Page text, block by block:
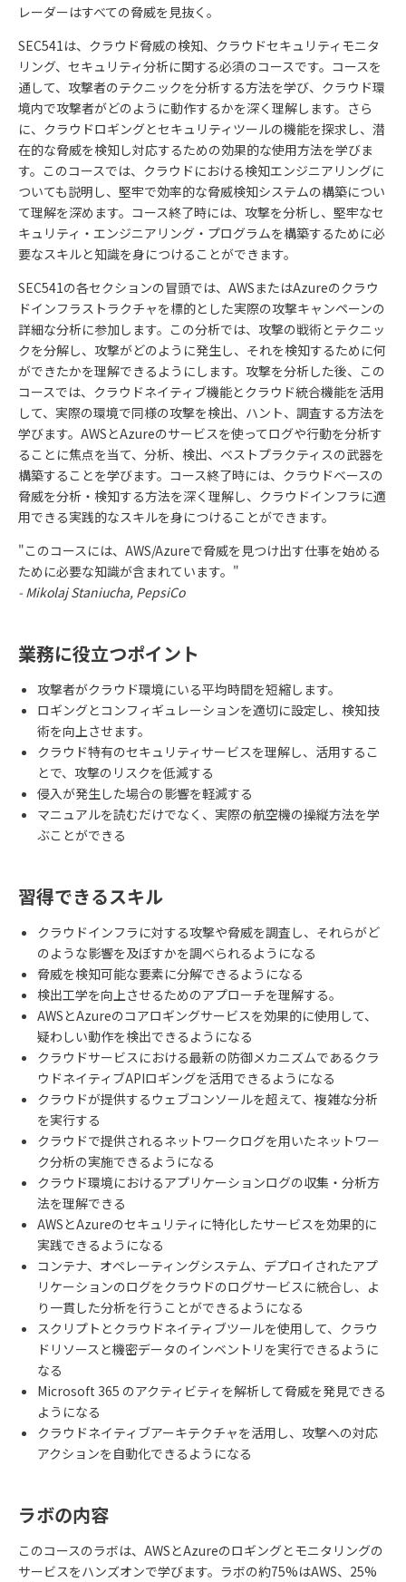
レーダーはすべての脅威を見抜く。
SEC541は、クラウド脅威の検知、クラウドセキュリティモニタ
リング、セキュリティ分析に関する必須のコースです。コースを
通して、攻撃者のテクニックを分析する方法を学び、クラウド環
境内で攻撃者がどのように動作するかを深く理解します。さら
に、クラウドロギングとセキュリティツールの機能を探求し、潜
在的な脅威を検知し対応するための効果的な使用方法を学びま
す。このコースでは、クラウドにおける検知エンジニアリングに
ついても説明し、堅牢で効率的な脅威検知システムの構築につい
て理解を深めます。コース終了時には、攻撃を分析し、堅牢なセ
キュリティ・エンジニアリング・プログラムを構築するために必
要なスキルと知識を身につけることができます。
SEC541の各セクションの冒頭では、AWSまたはAzureのクラウ
ドインフラストラクチャを標的とした実際の攻撃キャンペーンの
詳細な分析に参加します。この分析では、攻撃の戦術とテクニッ
クを分解し、攻撃がどのように発生し、それを検知するために何
ができたかを理解できるようにします。攻撃を分析した後、この
コースでは、クラウドネイティブ機能とクラウド統合機能を活用
して、実際の環境で同様の攻撃を検出、ハント、調査する方法を
学びます。AWSとAzureのサービスを使ってログや行動を分析す
ることに焦点を当て、分析、検出、ベストプラクティスの武器を
構築することを学びます。コース終了時には、クラウドベースの
脅威を分析・検知する方法を深く理解し、クラウドインフラに適
用できる実践的なスキルを身につけることができます。
"このコースには、 AWS/Azureで脅威を見つけ出す仕事を始める
ために必要な知識が含まれています。 "
- Mikolaj Staniucha, PepsiCo
業務に役立つポイント
攻撃者がクラウド環境にいる平均時間を短縮します。
ロギングとコンフィギュレーションを適切に設定し、検知技
術を向上させます。
クラウド特有のセキュリティサービスを理解し、活用するこ
とで、攻撃のリスクを低減する
侵入が発生した場合の影響を軽減する
マニュアルを読むだけでなく、実際の航空機の操縦方法を学
ぶことができる
習得できるスキル
クラウドインフラに対する攻撃や脅威を調査し、それらがど
のような影響を及ぼすかを調べられるようになる
脅威を検知可能な要素に分解できるようになる
検出工学を向上させるためのアプローチを理解する。
AWSとAzureのコアロギングサービスを効果的に使用して、
疑わしい動作を検出できるようになる
クラウドサービスにおける最新の防御メカニズムであるクラ
ウドネイティブAPIロギングを活用できるようになる
クラウドが提供するウェブコンソールを超えて、複雑な分析
を実行する
クラウドで提供されるネットワークログを用いたネットワー
ク分析の実施できるようになる
クラウド環境におけるアプリケーションログの収集・分析方
法を理解できる
AWSとAzureのセキュリティに特化したサービスを効果的に
実践できるようになる
コンテナ、オペレーティングシステム、デプロイされたアプ
リケーションのログをクラウドのログサービスに統合し、よ
り一貫した分析を行うことができるようになる
スクリプトとクラウドネイティブツールを使用して、クラウ
ドリソースと機密データのインベントリを実行できるように
なる
Microsoft 365 のアクティビティを解析して脅威を発見できる
ようになる
クラウドネイティブアーキテクチャを活用し、攻撃への対応
アクションを自動化できるようになる
ラボの内容
このコースのラボは、 AWSとAzureのロギングとモニタリングの
サービスをハンズオンで学びます。ラボの約75%はAWS、 25%